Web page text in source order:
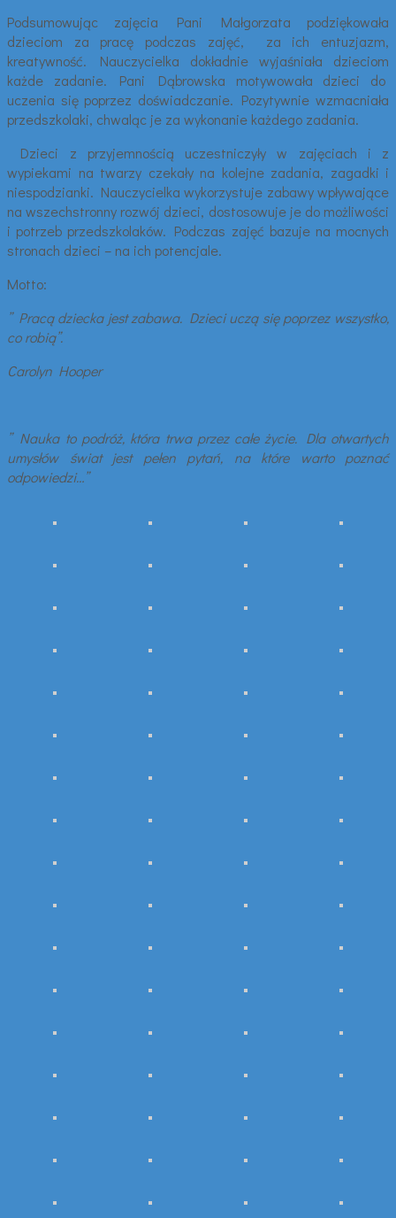
Podsumowując zajęcia Pani Małgorzata podziękowała
dzieciom za pracę podczas zajęć, za ich entuzjazm,
kreatywność. Nauczycielka dokładnie wyjaśniała dzieciom
każde zadanie. Pani Dąbrowska motywowała dzieci do
uczenia się poprzez doświadczanie. Pozytywnie wzmacniała
przedszkolaki, chwaląc je za wykonanie każdego zadania.
Dzieci z przyjemnością uczestniczyły w zajęciach i z
wypiekami na twarzy czekały na kolejne zadania, zagadki i
niespodzianki. Nauczycielka wykorzystuje zabawy wpływające
na wszechstronny rozwój dzieci, dostosowuje je do możliwości
i potrzeb przedszkolaków. Podczas zajęć bazuje na mocnych
stronach dzieci – na ich potencjale.
Motto:
” Pracą dziecka jest zabawa. Dzieci uczą się poprzez wszystko,
co robią”.
Carolyn Hooper
” Nauka to podróż, która trwa przez całe życie. Dla otwartych
umysłów świat jest pełen pytań, na które warto poznać
odpowiedzi…”